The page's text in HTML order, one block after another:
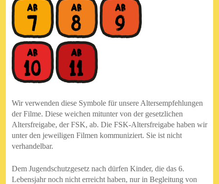
Wir verwenden diese Symbole für unsere Altersempfehlungen
der Filme. Diese weichen mitunter von der gesetzlichen
Altersfreigabe, der FSK, ab. Die FSK-Altersfreigabe haben wir
unter den jeweiligen Filmen kommuniziert. Sie ist nicht
verhandelbar.
Dem Jugendschutzgesetz nach dürfen Kinder, die das 6.
Lebensjahr noch nicht erreicht haben, nur in Begleitung von